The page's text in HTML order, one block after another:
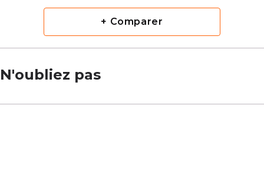
+ Comparer
N'oubliez pas